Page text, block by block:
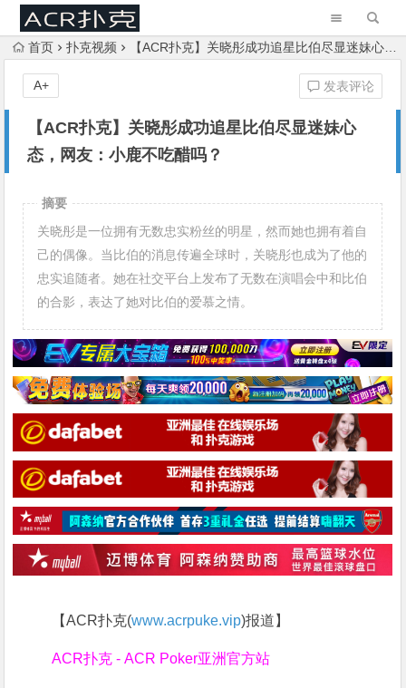
首页 扑克视频 【ACR扑克】关晓彤成功追星比伯尽显迷妹心态，网友：小鹿不吃醋吗？
【ACR扑克】关晓彤成功追星比伯尽显迷妹心
态，网友：小鹿不吃醋吗？
发表评论
A+
摘要
关晓彤是一位拥有无数忠实粉丝的明星，然而她也拥有着自
己的偶像。当比伯的消息传遍全球时，关晓彤也成为了他的
忠实追随者。她在社交平台上发布了无数在演唱会中和比伯
的合影，表达了她对比伯的爱慕之情。
【ACR扑克(www.acrpuke.vip)报道】
ACR扑克 - ACR Poker亚洲官方站